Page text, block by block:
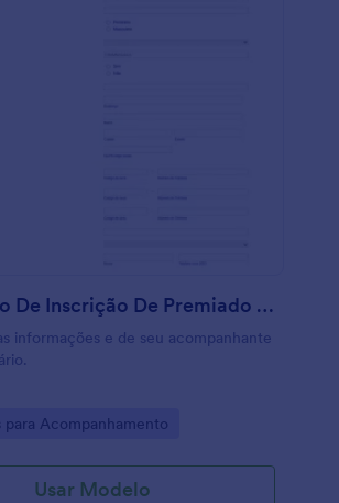
Formulário De Inscrição De Premiado Em Sorteio
informações e de seu acompanhante
para Acompanhamento
Usar Modelo